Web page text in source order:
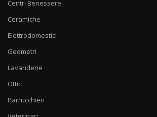
Centri Benessere
Ceramiche
Elettrodomestici
Geometri
Lavanderie
Ottici
Parrucchieri